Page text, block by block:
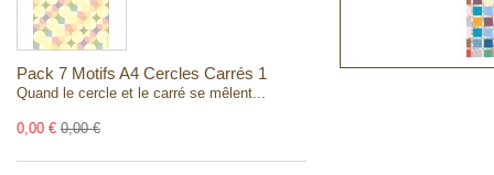
Pack 7 Motifs A4 Cercles Carrés 1
Quand le cercle et le carré se mêlent...
0,00 € 0,00 €